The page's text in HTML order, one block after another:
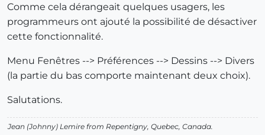
Comme cela dérangeait quelques usagers, les
programmeurs ont ajouté la possibilité de désactiver
cette fonctionnalité.
Menu Fenêtres --> Préférences --> Dessins --> Divers
(la partie du bas comporte maintenant deux choix).
Salutations.
Jean (Johnny) Lemire from Repentigny, Quebec, Canada.